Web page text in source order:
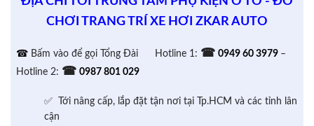
CHƠI TRANG TRÍ XE HƠI ZKAR AUTO
☎ Bấm vào để gọi Tổng Đài Hotline 1: ☎ 0949 60 3979 –
Hotline 2: ☎ 0987 801 029
✅ Tới nâng cấp, lắp đặt tận nơi tại Tp.HCM và các tỉnh lân
cận